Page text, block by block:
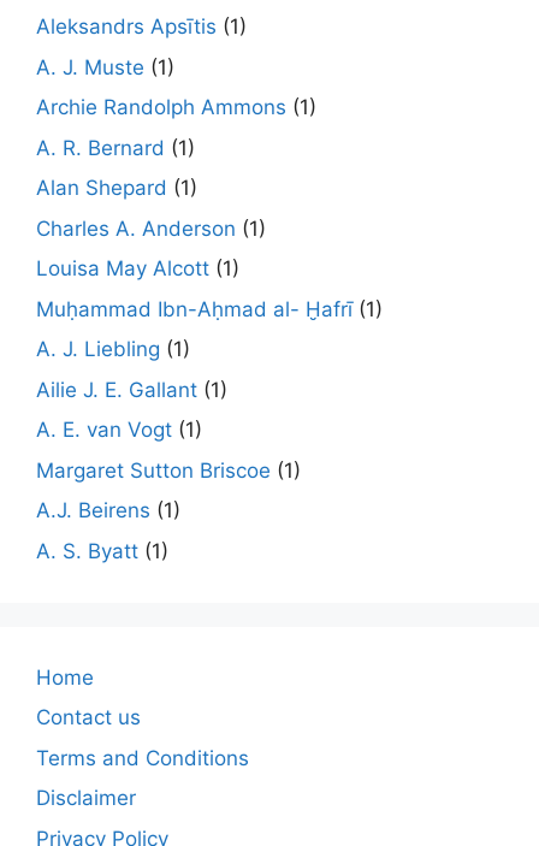
Aleksandrs Apsītis (1)
A. J. Muste (1)
Archie Randolph Ammons (1)
A. R. Bernard (1)
Alan Shepard (1)
Charles A. Anderson (1)
Louisa May Alcott (1)
Muḥammad Ibn-Aḥmad al- Ḫafrī(1)
A. J. Liebling (1)
Ailie J. E. Gallant (1)
A. E. van Vogt (1)
Margaret Sutton Briscoe (1)
A.J. Beirens (1)
A. S. Byatt (1)
Home
Contact us
Terms and Conditions
Disclaimer
Privacy Policy